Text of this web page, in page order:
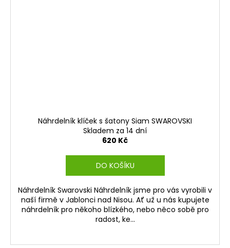
Náhrdelník klíček s šatony Siam SWAROVSKI
Skladem za 14 dní
620 Kč
DO KOŠÍKU
Náhrdelník Swarovski Náhrdelník jsme pro vás vyrobili v
naší firmě v Jablonci nad Nisou. Ať už u nás kupujete
náhrdelník pro někoho blízkého, nebo něco sobě pro
radost, ke...